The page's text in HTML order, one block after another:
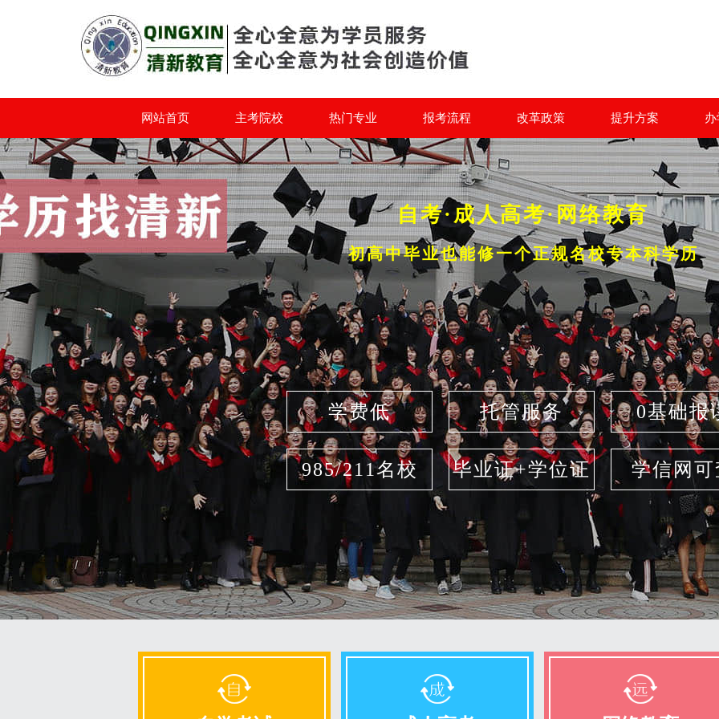
网站首页 主考院校 热门专业 报考流程 改革政策 提升方案
自考·成人高考·网络教育
初高中毕业也能修一个正规名校专本科学历
学费低 托管服务 0基础报
985/211名校 毕业证+学位证 学信网可